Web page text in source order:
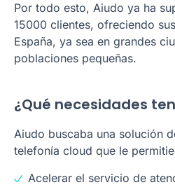
Por todo esto, Aiudo ya ha
15000 clientes, ofreciendo
España, ya sea en grandes
poblaciones pequeñas.
¿Qué necesidades
Aiudo buscaba una solución
telefonía cloud que le
Acelerar el servicio de